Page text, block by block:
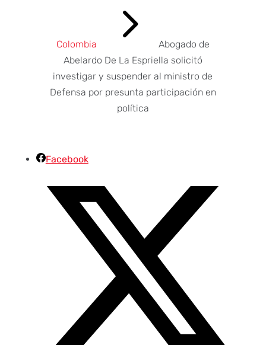
Colombia 5
Abogado de
Abelardo De La Espriella solicitó
investigar y suspender al ministro de
Defensa por presunta participación en
política
Facebook